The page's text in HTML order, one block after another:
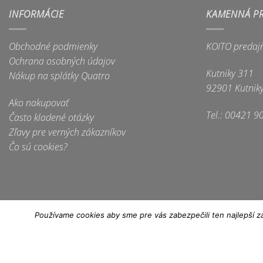
viacero
variantov.
si
môžete
vybrať
stránke
produktu.
viacero
variantov.
si
vybrať
na
produktu.
INFORMÁCIE
Obchodné podmienky
Ochrana osobných údajov
Nákup na splátky Quatro
Ako nakupovať
Často kladené otázky
Zľavy pre verných zákazníkov
Čo sú cookies?
KAMENNÁ
KOITO
Kutniky 311
92901
Tel.: 00421
Používame cookies aby sme pre vás zabezpečili ten